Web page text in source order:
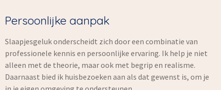
Persoonlijke aanpak
Slaapjesgeluk onderscheidt zich door een combinatie van
professionele kennis en persoonlijke ervaring. Ik help je niet
alleen met de theorie, maar ook met begrip en realisme.
Daarnaast bied ik huisbezoeken aan als dat gewenst is, om je